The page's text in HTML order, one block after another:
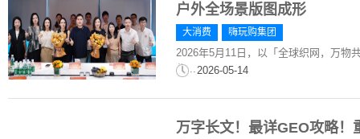
户外全场景版图成形
大消费 嗨玩购集团
2026年5月11日，以「全球织网，万物
作...
2026-05-14
万字长文！最详GEO攻略